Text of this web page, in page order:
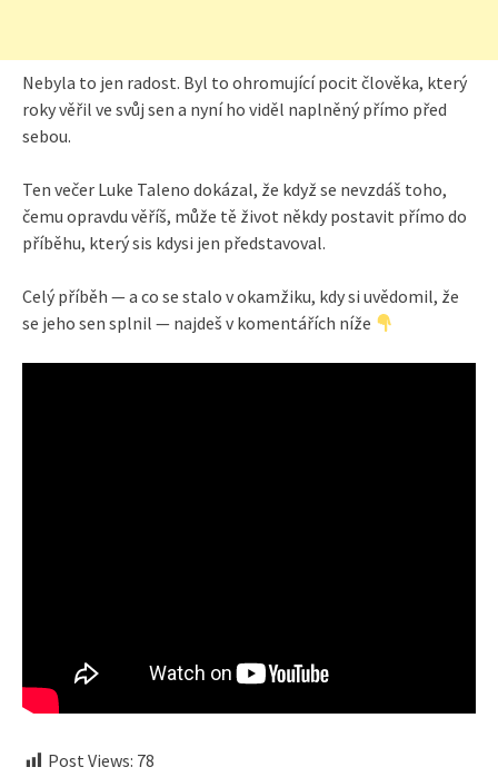
Nebyla to jen radost. Byl to ohromující pocit člověka, který
roky věřil ve svůj sen a nyní ho viděl naplněný přímo před
sebou.
Ten večer Luke Taleno dokázal, že když se nevzdáš toho,
čemu opravdu věříš, může tě život někdy postavit přímo do
příběhu, který sis kdysi jen představoval.
Celý příběh — a co se stalo v okamžiku, kdy si uvědomil, že
se jeho sen splnil — najdeš v komentářích níže
Post Views: 78